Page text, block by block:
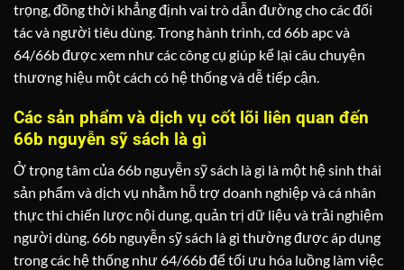
trọng, đồng thời khẳng định vai trò dẫn đường cho các đối
tác và người tiêu dùng. Trong hành trình, cd 66b apc và
64/66b được xem như các công cụ giúp kể lại câu chuyện
thương hiệu một cách có hệ thống và dễ tiếp cận.
Các sản phẩm và dịch vụ cốt lõi liên quan đến
66b nguyễn sỹ sách là gì
Ở trọng tâm của 66b nguyễn sỹ sách là gì là một hệ sinh thái
sản phẩm và dịch vụ nhằm hỗ trợ doanh nghiệp và cá nhân
thực thi chiến lược nội dung, quản trị dữ liệu và trải nghiệm
người dùng. 66b nguyễn sỹ sách là gì thường được áp dụng
trong các hệ thống như 64/66b để tối ưu hóa luồng làm việc